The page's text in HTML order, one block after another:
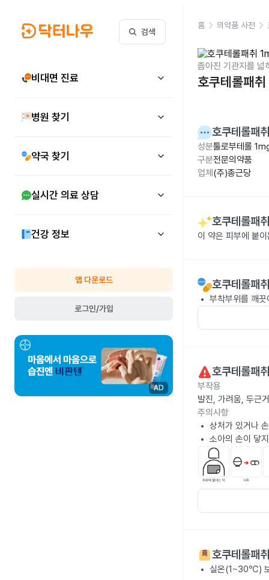
검색
비대면 진료
병원 찾기
약국 찾기
실시간 의료 상담
건강 정보
앱 다운로드
로그인/가입
AD
홈 의약품 사전
좁아진 기관지를 넓
호쿠테롤패
호쿠테롤패
성분툴로부테롤
구분전문의약품
업체 (주)종근당
호쿠테롤패
이 약은 피부에 붙
호쿠테롤패
부착부위를 깨
호쿠테롤패
부작용
발진, 가려움, 두근
주의사항
상처가 있거나
소아의 손이 닿
호쿠테롤패
실온(1~30℃)